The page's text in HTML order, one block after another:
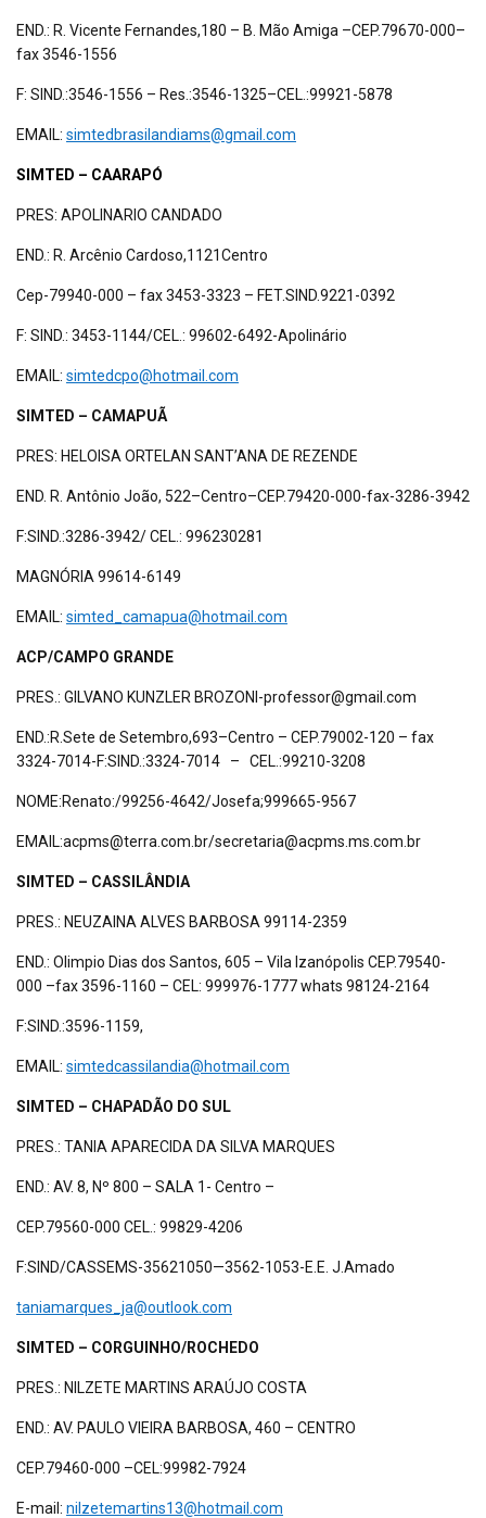
END.: R. Vicente Fernandes,180 – B. Mão Amiga –CEP.79670-000–
fax 3546-1556
F: SIND.:3546-1556 – Res.:3546-1325–CEL.:99921-5878
EMAIL: simtedbrasilandiams@gmail.com
SIMTED – CAARAPÓ
PRES: APOLINARIO CANDADO
END.: R. Arcênio Cardoso,1121Centro
Cep-79940-000 – fax 3453-3323 – FET.SIND.9221-0392
F: SIND.: 3453-1144/CEL.: 99602-6492-Apolinário
EMAIL: simtedcpo@hotmail.com
SIMTED – CAMAPUÃ
PRES: HELOISA ORTELAN SANT’ANA DE REZENDE
END. R. Antônio João, 522–Centro–CEP.79420-000-fax-3286-3942
F:SIND.:3286-3942/ CEL.: 996230281
MAGNÓRIA 99614-6149
EMAIL: simted_camapua@hotmail.com
ACP/CAMPO GRANDE
PRES.: GILVANO KUNZLER BROZONI-professor@gmail.com
END.:R.Sete de Setembro,693–Centro – CEP.79002-120 – fax
3324-7014-F:SIND.:3324-7014 – CEL.:99210-3208
NOME:Renato:/99256-4642/Josefa;999665-9567
EMAIL:acpms@terra.com.br/secretaria@acpms.ms.com.br
SIMTED – CASSILÂNDIA
PRES.: NEUZAINA ALVES BARBOSA 99114-2359
END.: Olimpio Dias dos Santos, 605 – Vila Izanópolis CEP.79540-
000 –fax 3596-1160 – CEL: 999976-1777 whats 98124-2164
F:SIND.:3596-1159,
EMAIL: simtedcassilandia@hotmail.com
SIMTED – CHAPADÃO DO SUL
PRES.: TANIA APARECIDA DA SILVA MARQUES
END.: AV. 8, Nº 800 – SALA 1- Centro –
CEP.79560-000 CEL.: 99829-4206
F:SIND/CASSEMS-35621050—3562-1053-E.E. J.Amado
taniamarques_ja@outlook.com
SIMTED – CORGUINHO/ROCHEDO
PRES.: NILZETE MARTINS ARAÚJO COSTA
END.: AV. PAULO VIEIRA BARBOSA, 460 – CENTRO
CEP.79460-000 –CEL:99982-7924
E-mail: nilzetemartins13@hotmail.com